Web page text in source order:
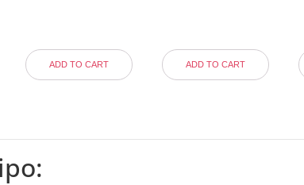
ADD TO CART ADD TO CART